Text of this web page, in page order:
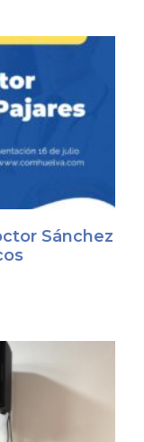
Sánchez